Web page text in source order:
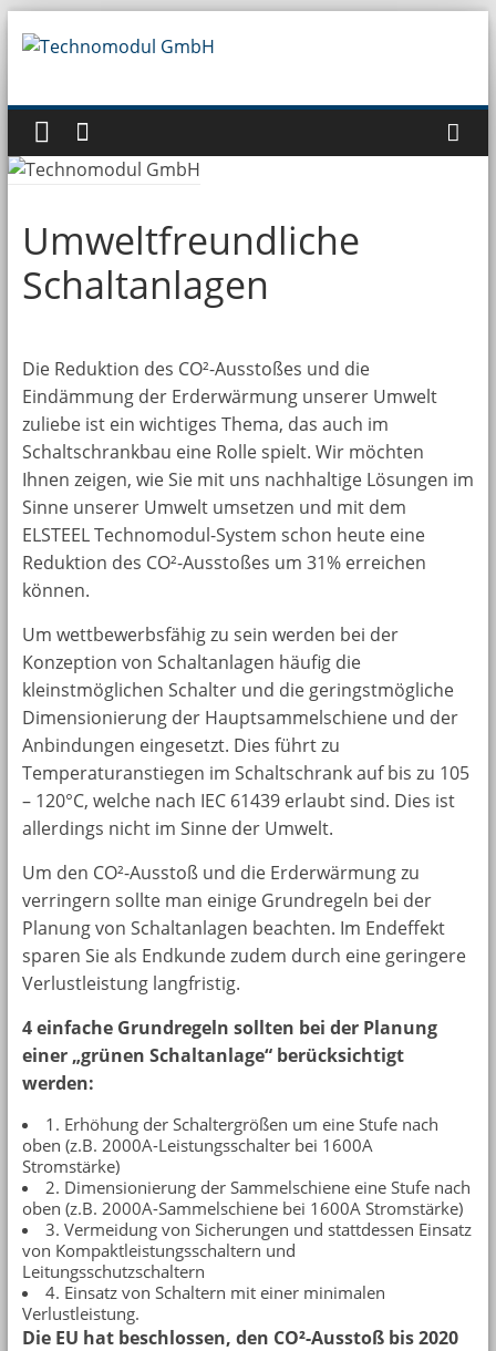
Inhalt
GmbH
Umweltfreundliche
Schaltanlagen
Die Reduktion des CO²-Ausstoßes und die
Eindämmung der Erderwärmung unserer Umwelt
zuliebe ist ein wichtiges Thema, das auch im
Schaltschrankbau eine Rolle spielt. Wir möchten
Ihnen zeigen, wie Sie mit uns nachhaltige Lösungen im
Sinne unserer Umwelt umsetzen und mit dem
ELSTEEL Technomodul-System schon heute eine
Reduktion des CO²-Ausstoßes um 31% erreichen
können.
Um wettbewerbsfähig zu sein werden bei der
Konzeption von Schaltanlagen häufig die
kleinstmöglichen Schalter und die geringstmögliche
Dimensionierung der Hauptsammelschiene und der
Anbindungen eingesetzt. Dies führt zu
Temperaturanstiegen im Schaltschrank auf bis zu 105
– 120°C, welche nach IEC 61439 erlaubt sind. Dies ist
allerdings nicht im Sinne der Umwelt.
Um den CO²-Ausstoß und die Erderwärmung zu
verringern sollte man einige Grundregeln bei der
Planung von Schaltanlagen beachten. Im Endeffekt
sparen Sie als Endkunde zudem durch eine geringere
Verlustleistung langfristig.
4 einfache Grundregeln sollten bei der Planung
einer „grünen Schaltanlage“ berücksichtigt
werden:
1. Erhöhung der Schaltergrößen um eine Stufe nach
oben (z.B. 2000A-Leistungsschalter bei 1600A
Stromstärke)
2. Dimensionierung der Sammelschiene eine Stufe nach
oben (z.B. 2000A-Sammelschiene bei 1600A Stromstärke)
3. Vermeidung von Sicherungen und stattdessen Einsatz
von Kompaktleistungsschaltern und
Leitungsschutzschaltern
4. Einsatz von Schaltern mit einer minimalen
Verlustleistung.
Die EU hat beschlossen, den CO²-Ausstoß bis 2020